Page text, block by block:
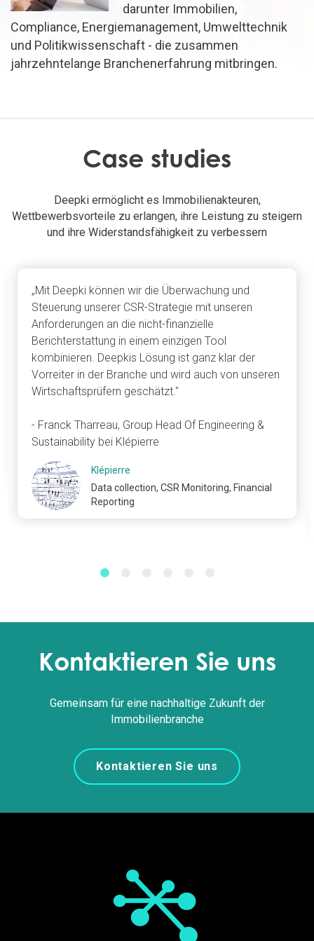
darunter Immobilien,
Compliance, Energiemanagement, Umwelttechnik
und Politikwissenschaft - die zusammen
jahrzehntelange Branchenerfahrung mitbringen.
Case studies
Deepki ermöglicht es Immobilienakteuren,
Wettbewerbsvorteile zu erlangen, ihre Leistung zu steigern
und ihre Widerstandsfähigkeit zu verbessern
„Mit Deepki können wir die Überwachung und
Steuerung unserer CSR-Strategie mit unseren
Anforderungen an die nicht-finanzielle
Berichterstattung in einem einzigen Tool
kombinieren. Deepkis Lösung ist ganz klar der
Vorreiter in der Branche und wird auch von unseren
Wirtschaftsprüfern geschätzt."
- Franck Tharreau, Group Head Of Engineering &
Sustainability bei Klépierre
Klépierre
Data collection, CSR Monitoring, Financial
Reporting
Kontaktieren Sie uns
Gemeinsam für eine nachhaltige Zukunft der
Immobilienbranche
Kontaktieren Sie uns